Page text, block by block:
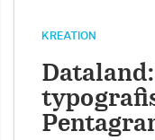
KREATION